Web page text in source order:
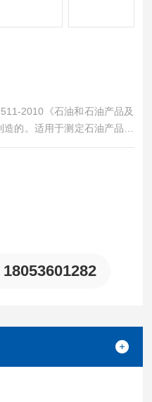
2010《石油和石油产品及
的。适用于测定石油产品中
的机械杂质含量。可广泛应
完成所有功能，无需外接真
18053601282